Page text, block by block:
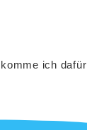
ich dafür